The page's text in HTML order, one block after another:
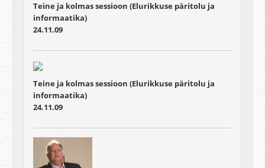
Teine ja kolmas sessioon (Elurikkuse päritolu ja
informaatika)
24.11.09
Teine ja kolmas sessioon (Elurikkuse päritolu ja
informaatika)
24.11.09